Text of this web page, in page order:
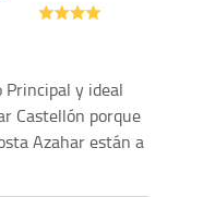
y ideal
Castellón porque
Azahar están a